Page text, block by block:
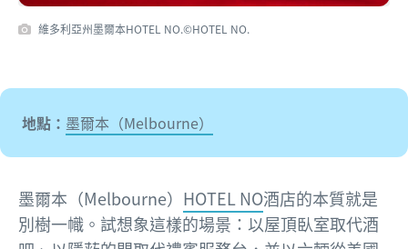
維多利亞州墨爾本HOTEL NO.©HOTEL NO.
地點： 墨爾本（Melbourne）
墨爾本（Melbourne） HOTEL NO酒店的本質就是
別樹一幟。試想象這樣的場景：以屋頂臥室取代酒